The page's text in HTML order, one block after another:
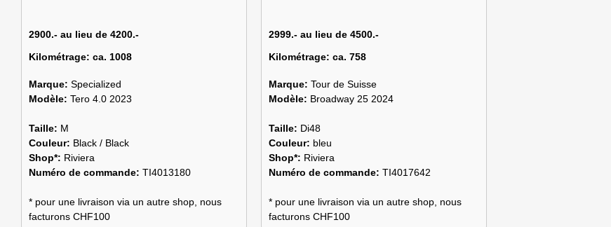
2900.- au lieu de 4200.-
Kilométrage: ca. 1008
Marque: Specialized
Modèle: Tero 4.0 2023
Taille: M
Couleur: Black / Black
Shop*: Riviera
Numéro de commande: TI4013180
* pour une livraison via un autre shop, nous
facturons CHF100
2999.- au lieu de 4500.-
Kilométrage: ca. 758
Marque: Tour de Suisse
Modèle: Broadway 25 2024
Taille: Di48
Couleur: bleu
Shop*: Riviera
Numéro de commande: TI4017642
* pour une livraison via un autre shop, nous
facturons CHF100